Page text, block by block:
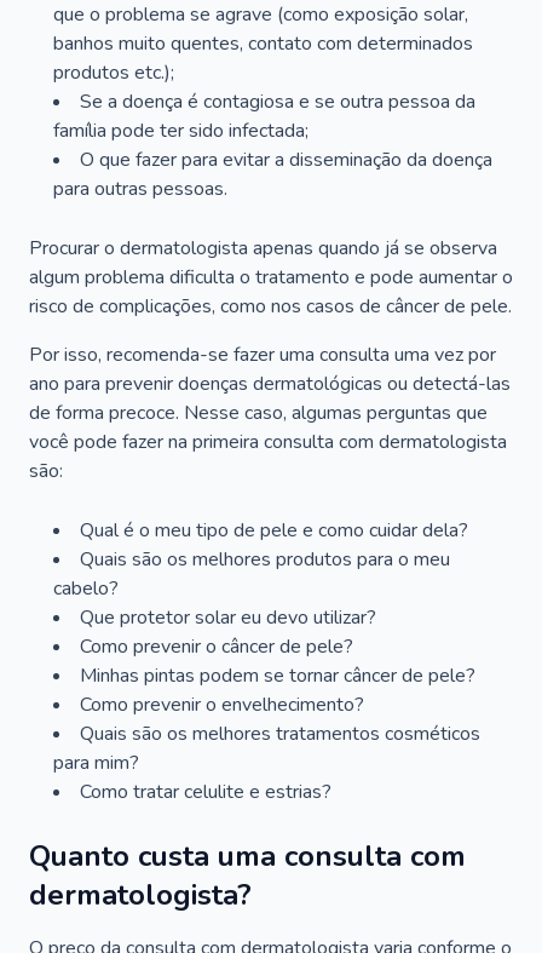
que o problema se agrave (como exposição solar,
banhos muito quentes, contato com determinados
produtos etc.);
Se a doença é contagiosa e se outra pessoa da
família pode ter sido infectada;
O que fazer para evitar a disseminação da doença
para outras pessoas.
Procurar o dermatologista apenas quando já se observa
algum problema dificulta o tratamento e pode aumentar o
risco de complicações, como nos casos de câncer de pele.
Por isso, recomenda-se fazer uma consulta uma vez por
ano para prevenir doenças dermatológicas ou detectá-las
de forma precoce. Nesse caso, algumas perguntas que
você pode fazer na primeira consulta com dermatologista
são:
Qual é o meu tipo de pele e como cuidar dela?
Quais são os melhores produtos para o meu
cabelo?
Que protetor solar eu devo utilizar?
Como prevenir o câncer de pele?
Minhas pintas podem se tornar câncer de pele?
Como prevenir o envelhecimento?
Quais são os melhores tratamentos cosméticos
para mim?
Como tratar celulite e estrias?
Quanto custa uma consulta com
dermatologista?